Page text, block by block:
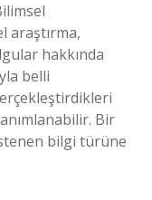
araştırma,
hakkında
belli
Bir
bilgi türüne